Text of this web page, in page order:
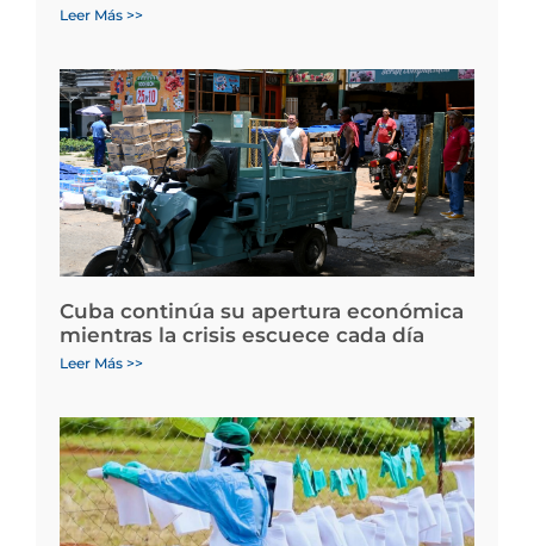
Leer Más >>
Cuba continúa su apertura económica
mientras la crisis escuece cada día
Leer Más >>